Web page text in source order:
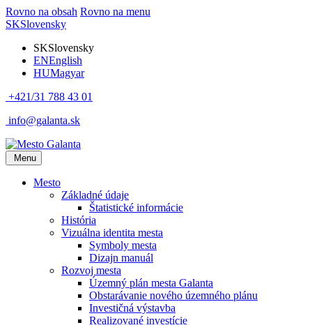
Rovno na obsah Rovno na menu
SKSlovensky
SKSlovensky
ENEnglish
HUMagyar
+421/31 788 43 01
info@galanta.sk
Menu
Mesto
Základné údaje
Štatistické informácie
História
Vizuálna identita mesta
Symboly mesta
Dizajn manuál
Rozvoj mesta
Územný plán mesta Galanta
Obstarávanie nového územného plánu
Investičná výstavba
Realizované investície